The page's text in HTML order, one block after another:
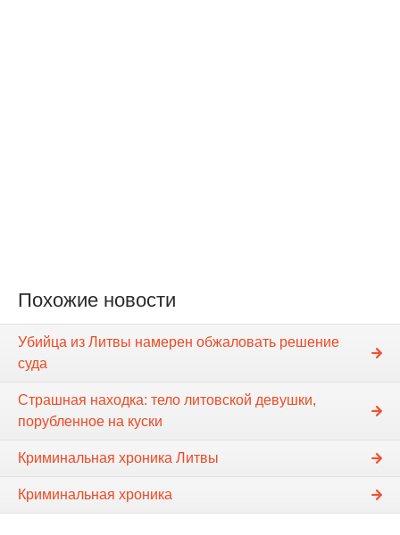
Похожие новости
Убийца из Литвы намерен обжаловать решение
суда
Страшная находка: тело литовской девушки,
порубленное на куски
Криминальная хроника Литвы
Криминальная хроника